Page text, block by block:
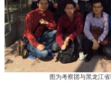
图为考察团与黑龙江